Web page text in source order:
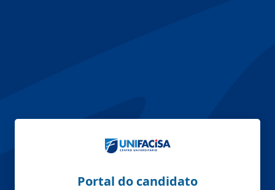
Portal do candidato